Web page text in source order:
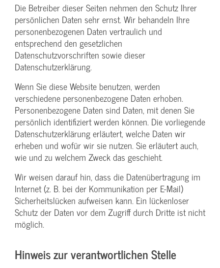
Die Betreiber dieser Seiten nehmen den Schutz Ihrer
persönlichen Daten sehr ernst. Wir behandeln Ihre
personenbezogenen Daten vertraulich und
entsprechend den gesetzlichen
Datenschutzvorschriften sowie dieser
Datenschutzerklärung.
Wenn Sie diese Website benutzen, werden
verschiedene personenbezogene Daten erhoben.
Personenbezogene Daten sind Daten, mit denen Sie
persönlich identifiziert werden können. Die vorliegende
Datenschutzerklärung erläutert, welche Daten wir
erheben und wofür wir sie nutzen. Sie erläutert auch,
wie und zu welchem Zweck das geschieht.
Wir weisen darauf hin, dass die Datenübertragung im
Internet (z. B. bei der Kommunikation per E-Mail)
Sicherheitslücken aufweisen kann. Ein lückenloser
Schutz der Daten vor dem Zugriff durch Dritte ist nicht
möglich.
Hinweis zur verantwortlichen Stelle